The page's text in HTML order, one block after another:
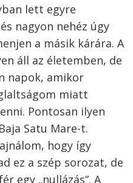
lett egyre
nagyon nehéz úgy
a másik kárára. A
áll az életemben, de
napok, amikor
miatt
Pontosan ilyen
Satu Mare-t.
hogy így
ez a szép sorozat, de
egy „nullázás”. A